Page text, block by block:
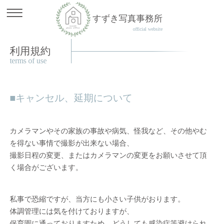
すずき写真事務所
official website
利用規約
terms of use
キャンセル、延期について
カメラマンやその家族の事故や病気、怪我など、その他やむ
を得ない事情で撮影が出来ない場合、
撮影日程の変更、またはカメラマンの変更をお願いさせて頂
く場合がございます。
私事で恐縮ですが、当方にも小さい子供がおります。
体調管理には気を付けておりますが、